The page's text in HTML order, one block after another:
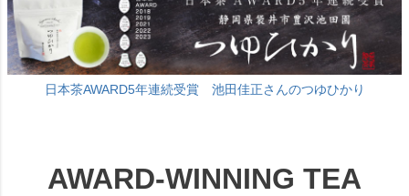
日本茶AWARD5年連続受賞 池田佳正さんのつゆひかり
AWARD-WINNING TEA